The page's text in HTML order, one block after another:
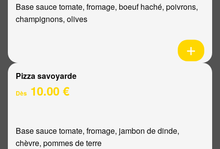
Base sauce tomate, fromage, boeuf haché, poivrons,
champignons, olives
Pizza savoyarde
Dès 10.00 €
Base sauce tomate, fromage, jambon de dinde,
chèvre, pommes de terre